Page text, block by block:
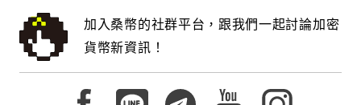
加入桑幣的社群平台，跟我們一起討論加密
貨幣新資訊！